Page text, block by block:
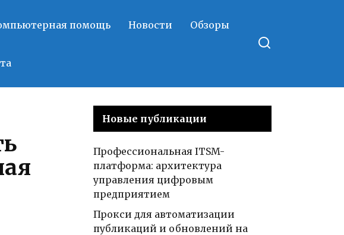
помощь Новости Обзоры
Новые публикации
Профессиональная ITSM-
платформа: архитектура
управления цифровым
предприятием
Прокси для автоматизации
публикаций и обновлений на